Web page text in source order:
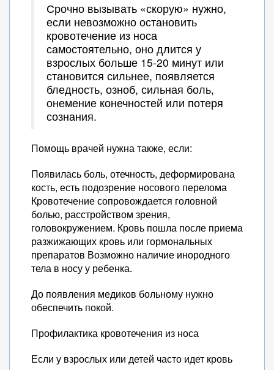
Срочно вызывать «скорую» нужно,
если невозможно остановить
кровотечение из носа
самостоятельно, оно длится у
взрослых больше 15-20 минут или
становится сильнее, появляется
бледность, озноб, сильная боль,
онемение конечностей или потеря
сознания.
Помощь врачей нужна также, если:
Появилась боль, отечность, деформирована
кость, есть подозрение носового перелома
Кровотечение сопровождается головной
болью, расстройством зрения,
головокружением. Кровь пошла после приема
разжижающих кровь или гормональных
препаратов Возможно наличие инородного
тела в носу у ребенка.
До появления медиков больному нужно
обеспечить покой.
Профилактика кровотечения из носа
Если у взрослых или детей часто идет кровь